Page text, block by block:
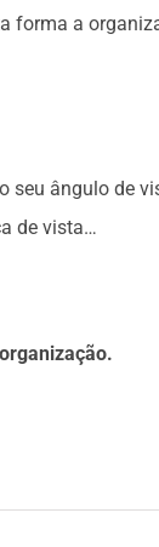
forma a
ângulo de
de vista…